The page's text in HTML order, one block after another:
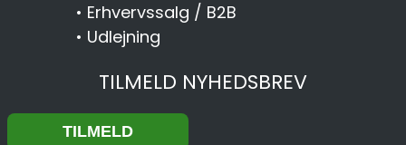
• Erhvervssalg / B2B
• Udlejning
TILMELD NYHEDSBREV